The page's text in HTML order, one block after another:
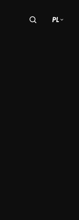
PL